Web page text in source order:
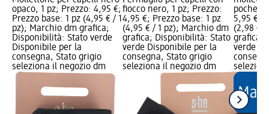
opaco, 1 pz; Prezzo: 4,95 €;
Prezzo base: 1 pz (4,95 € / 1
pz); Marchio dm grafica;
Disponibilità: Stato verde
Disponibile per la
consegna, Stato grigio
seleziona il negozio dm
fiocco nero, 1 pz; Prezzo:
4,95 €; Prezzo base: 1 pz
(4,95 € / 1 pz); Marchio dm
grafica; Disponibilità: Stato
verde Disponibile per la
consegna, Stato grigio
seleziona il negozio dm
5,95 €;
(2,98 € /
grafica;
verde